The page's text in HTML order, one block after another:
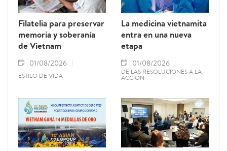
Filatelia para preservar
memoria y soberanía
de Vietnam
01/08/2026
ESTILO DE VIDA
La medicina vietnamita
entra en una nueva
etapa
01/08/2026
DE LAS RESOLUCIONES A LA
ACCIÓN